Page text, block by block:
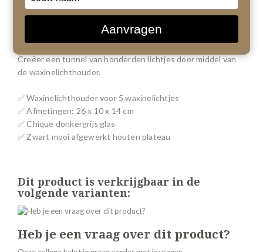
1/ 9
Creëer een tunnel van honderden lichtjes door middel van
de waxinelichthouder.
✅ Waxinelichthouder voor 5 waxinelichtjes
✅ Afmetingen: 26 x 10 x 14 cm
✅ Chique donkergrijs glas
✅ Zwart mooi afgewerkt houten plateau
Dit product is verkrijgbaar in de
volgende varianten:
Heb je een vraag over dit product?
your
name
Aanvragen